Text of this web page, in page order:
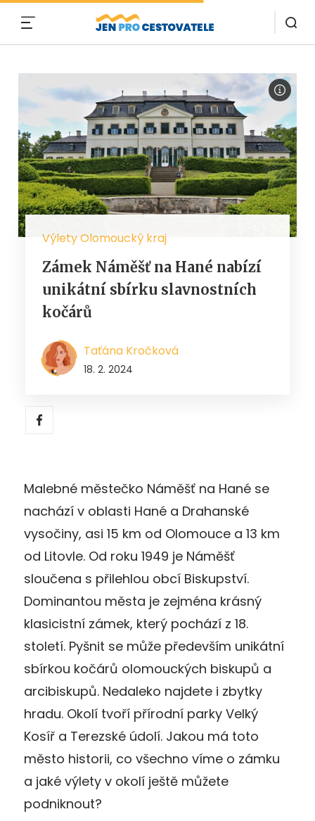
Výlety Olomoucký kraj
Zámek Náměšť na Hané nabízí
unikátní sbírku slavnostních
kočárů
Taťána Kročková
18. 2. 2024
Malebné městečko Náměšť na Hané se
nachází v oblasti Hané a Drahanské
vysočiny, asi 15 km od Olomouce a 13 km
od Litovle. Od roku 1949 je Náměšť
sloučena s přilehlou obcí Biskupství.
Dominantou města je zejména krásný
klasicistní zámek, který pochází z 18.
století. Pyšnit se může především unikátní
sbírkou kočárů olomouckých biskupů a
arcibiskupů. Nedaleko najdete i zbytky
hradu. Okolí tvoří přírodní parky Velký
Kosíř a Terezské údolí. Jakou má toto
město historii, co všechno víme o zámku
a jaké výlety v okolí ještě můžete
podniknout?